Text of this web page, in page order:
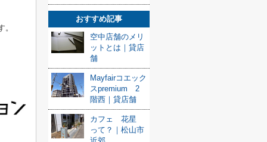
おすすめ記事
空中店舗のメリ
ットとは｜貸店
舗
Mayfairコエック
スpremium 2
階西｜貸店舗
カフェ 花星
って？｜松山市